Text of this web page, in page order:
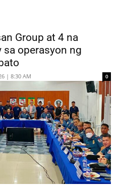
Group at 4 na
sa operasyon ng
| 8:30 AM 0